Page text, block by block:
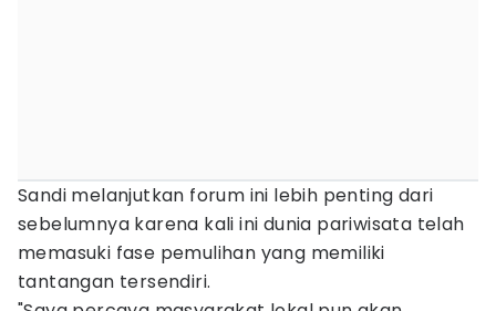
Sandi melanjutkan forum ini lebih penting dari
sebelumnya karena kali ini dunia pariwisata telah
memasuki fase pemulihan yang memiliki
tantangan tersendiri.